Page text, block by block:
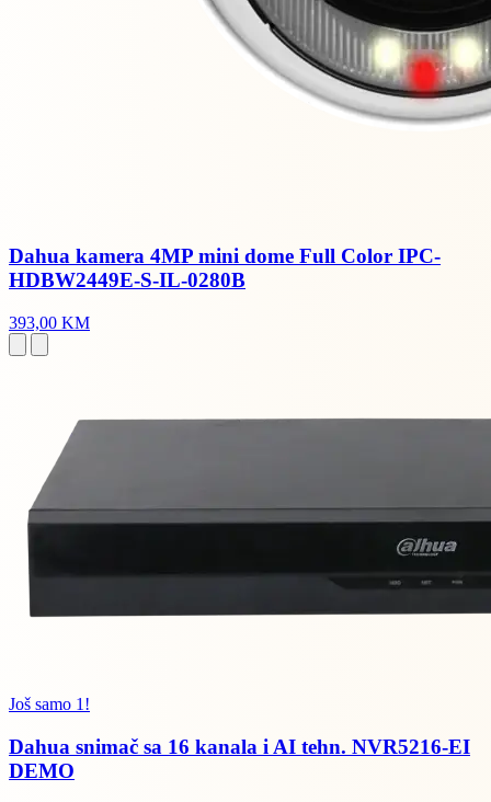
Dahua kamera 4MP mini dome Full Color IPC-
HDBW2449E-S-IL-0280B
393,00 KM
Još samo 1!
Dahua snimač sa 16 kanala i AI tehn. NVR5216-EI
DEMO